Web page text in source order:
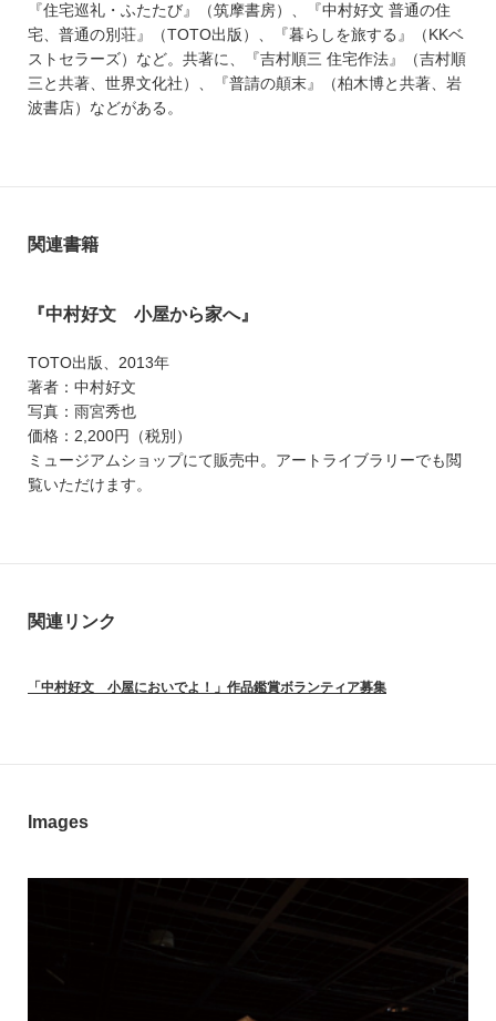
『住宅巡礼・ふたたび』（筑摩書房）、『中村好文 普通の住
宅、普通の別荘』（TOTO出版）、『暮らしを旅する』（KKベ
ストセラーズ）など。共著に、『吉村順三 住宅作法』（吉村順
三と共著、世界文化社）、『普請の顛末』（柏木博と共著、岩
波書店）などがある。
関連書籍
『中村好文 小屋から家へ』
TOTO出版、2013年
著者：中村好文
写真：雨宮秀也
価格：2,200円（税別）
ミュージアムショップにて販売中。アートライブラリーでも閲
覧いただけます。
関連リンク
「中村好文 小屋においでよ！」作品鑑賞ボランティア募集
Images